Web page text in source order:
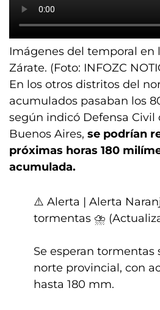
Imágenes del temporal en
Zárate. (Foto: INFOZC
En los otros distritos del
acumulados pasaban los
según indicó Defensa Civil
Buenos Aires, se podrían
próximas horas 180
acumulada.
⚠️ Alerta | Alerta
tormentas ⛈️
Se esperan tormentas
norte provincial, con
hasta 180 mm.